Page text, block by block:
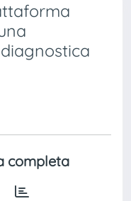
completa